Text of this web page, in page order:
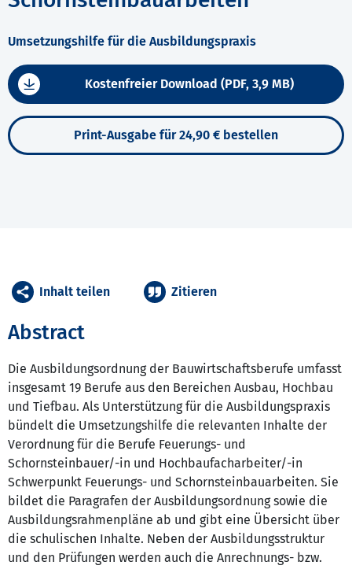
Umsetzungshilfe für die Ausbildungspraxis
Kostenfreier Download (PDF, 3,9 MB)
Print-Ausgabe für 24,90 € bestellen
Abstract
Die Ausbildungsordnung der Bauwirtschaftsberufe umfasst
insgesamt 19 Berufe aus den Bereichen Ausbau, Hochbau
und Tiefbau. Als Unterstützung für die Ausbildungspraxis
bündelt die Umsetzungshilfe die relevanten Inhalte der
Verordnung für die Berufe Feuerungs- und
Schornsteinbauer/-in und Hochbaufacharbeiter/-in
Schwerpunkt Feuerungs- und Schornsteinbauarbeiten. Sie
bildet die Paragrafen der Ausbildungsordnung sowie die
Ausbildungsrahmenpläne ab und gibt eine Übersicht über
die schulischen Inhalte. Neben der Ausbildungsstruktur
und den Prüfungen werden auch die Anrechnungs- bzw.
Inhalt teilen Zitieren